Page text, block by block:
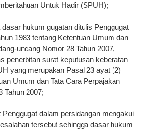
Untuk Hadir (SPUH);
hukum gugatan ditulis Penggugat
1983 tentang Ketentuan Umum dan
undang Nomor 28 Tahun 2007,
penerbitan surat keputusan keberatan
yang merupakan Pasal 23 ayat (2)
Umum dan Tata Cara Perpajakan
Tahun 2007;
dalam persidangan mengakui
tersebut sehingga dasar hukum